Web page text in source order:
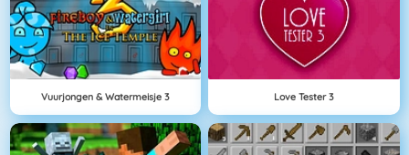
Vuurjongen & Watermeisje 3 Love Tester 3